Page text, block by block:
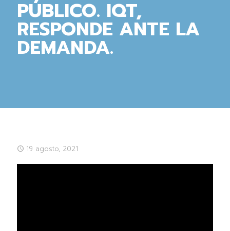
PÚBLICO. IQT,
RESPONDE ANTE LA
DEMANDA.
19 agosto, 2021